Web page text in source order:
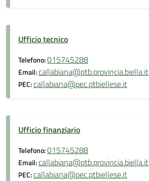
Ufficio tecnico
Telefono:015745288
Email:callabiana@ptb.provincia.biella.it
PEC:callabiana@pec.ptbiellese.it
Ufficio finanziario
Telefono:015745288
Email:callabiana@ptb.provincia.biella.it
PEC:callabiana@pec.ptbiellese.it